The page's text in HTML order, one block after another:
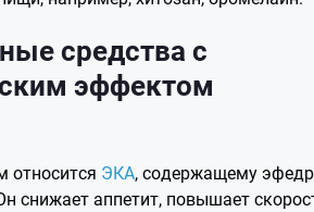
средства с
эффектом
относится ЭКА, содержащему
снижает аппетит, повышает